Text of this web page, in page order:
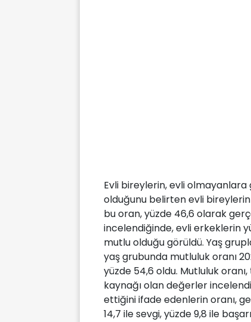
Evli bireylerin, evli
olduğunu belirten evli bireylerin
bu oran, yüzde 46,6 olarak
incelendiğinde, evli erkeklerin
mutlu olduğu görüldü. Yaş
yaş grubunda mutluluk oranı
yüzde 54,6 oldu. Mutluluk
kaynağı olan değerler
ettiğini ifade edenlerin oranı,
14,7 ile sevgi, yüzde 9,8 ile